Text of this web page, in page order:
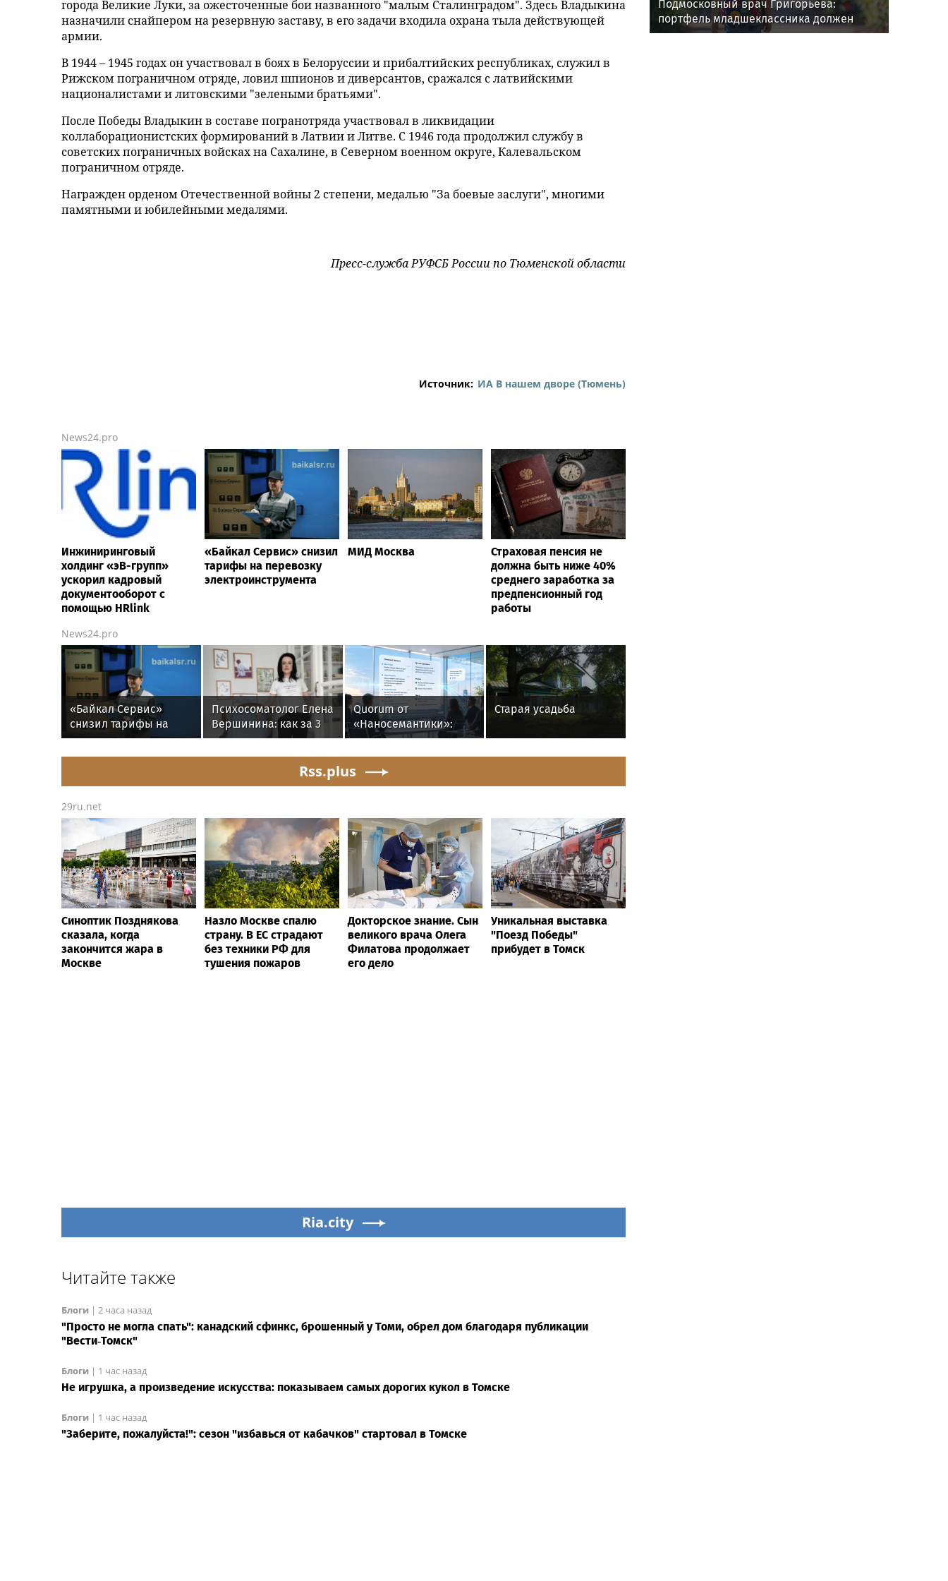
города Великие Луки, за ожесточенные бои названного "малым Сталинградом". Здесь Владыкина
назначили снайпером на резервную заставу, в его задачи входила охрана тыла действующей
армии.
В 1944 – 1945 годах он участвовал в боях в Белоруссии и прибалтийских республиках, служил в
Рижском пограничном отряде, ловил шпионов и диверсантов, сражался с латвийскими
националистами и литовскими "зелеными братьями".
После Победы Владыкин в составе погранотряда участвовал в ликвидации
коллаборационистских формирований в Латвии и Литве. С 1946 года продолжил службу в
советских пограничных войсках на Сахалине, в Северном военном округе, Калевальском
пограничном отряде.
Награжден орденом Отечественной войны 2 степени, медалью "За боевые заслуги", многими
памятными и юбилейными медалями.
Пресс-служба РУФСБ России по Тюменской области
Источник: ИА В нашем дворе (Тюмень)
News24.pro
Инжиниринговый
холдинг «эВ-групп»
ускорил кадровый
документооборот с
помощью HRlink
«Байкал Сервис» снизил
тарифы на перевозку
электроинструмента
МИД Москва
Страховая пенсия не
должна быть ниже 40%
среднего заработка за
предпенсионный год
работы
News24.pro
«Байкал Сервис»
снизил тарифы на
перевозку
электроинструмента
Психосоматолог Елена
Вершинина: как за 3
минуты вернуть себе
равновесие
Quorum от
«Наносемантики»:
новая ИИ-платформа
для автоматической
обработки
корпоративных
Старая усадьба
Rss.plus
29ru.net
Синоптик Позднякова
сказала, когда
закончится жара в
Москве
Назло Москве спалю
страну. В ЕС страдают
без техники РФ для
тушения пожаров
Докторское знание. Сын
великого врача Олега
Филатова продолжает
его дело
Уникальная выставка
"Поезд Победы"
прибудет в Томск
Ria.city
Читайте также
Блоги | 2 часа назад
"Просто не могла спать": канадский сфинкс, брошенный у Томи, обрел дом благодаря публикации
"Вести‑Томск"
Блоги | 1 час назад
Не игрушка, а произведение искусства: показываем самых дорогих кукол в Томске
Блоги | 1 час назад
"Заберите, пожалуйста!": сезон "избавься от кабачков" стартовал в Томске
Подмосковный врач Григорьева:
портфель младшеклассника должен
весить до 1,5 кг